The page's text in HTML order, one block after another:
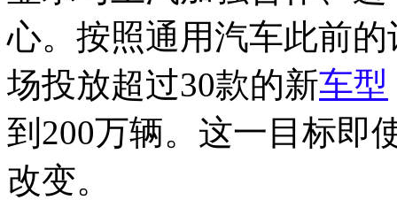
心。按照通用汽车此前
场投放超过30款的新车型
到200万辆。这一目标即
改变。